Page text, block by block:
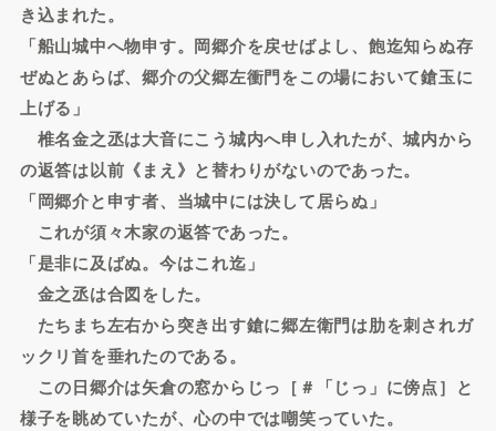
き込まれた。
「船山城中へ物申す。岡郷介を戻せばよし、飽迄知らぬ存
ぜぬとあらば、郷介の父郷左衝門をこの場において鎗玉に
上げる」
椎名金之丞は大音にこう城内へ申し入れたが、城内から
の返答は以前《まえ》と替わりがないのであった。
「岡郷介と申す者、当城中には決して居らぬ」
これが須々木家の返答であった。
「是非に及ばぬ。今はこれ迄」
金之丞は合図をした。
たちまち左右から突き出す鎗に郷左衛門は肋を刺されガ
ックリ首を垂れたのである。
この日郷介は矢倉の窓からじっ［＃「じっ」に傍点］と
様子を眺めていたが、心の中では嘲笑っていた。